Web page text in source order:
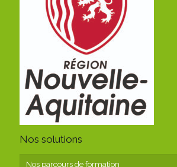
Nos solutions
Nos parcours de formation